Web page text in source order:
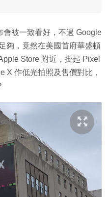
被一致看好，不過 Google
夠，竟然在美國首府華盛頓
Store 附近，掛起 Pixel
X 作低光拍照及售價對比，